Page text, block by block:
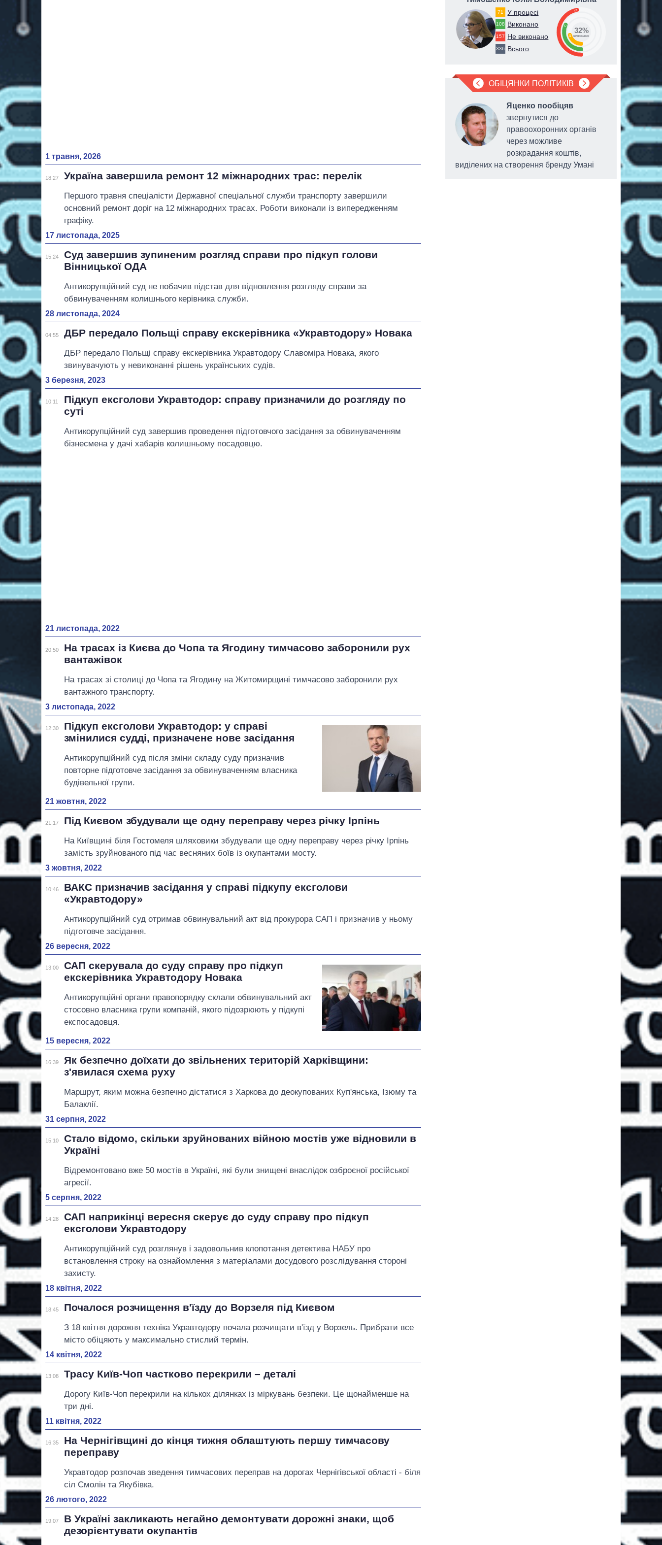
1 травня, 2026
18:27 Україна завершила ремонт 12 міжнародних трас: перелік
Першого травня спеціалісти Державної спеціальної служби транспорту завершили
основний ремонт доріг на 12 міжнародних трасах. Роботи виконали із випередженням
графіку.
17 листопада, 2025
15:24
Суд завершив зупиненим розгляд справи про підкуп голови
Вінницької ОДА
Антикорупційний суд не побачив підстав для відновлення розгляду справи за
обвинуваченням колишнього керівника служби.
28 листопада, 2024
04:55 ДБР передало Польщі справу екскерівника «Укравтодору» Новака
ДБР передало Польщі справу екскерівника Укравтодору Славомiра Новака, якого
звинувачують у невиконанні рішень українських судів.
3 березня, 2023
10:11
Підкуп ексголови Укравтодор: справу призначили до розгляду по
суті
Антикорупційний суд завершив проведення підготовчого засідання за обвинуваченням
бізнесмена у дачі хабарів колишньому посадовцю.
21 листопада, 2022
20:50
На трасах із Києва до Чопа та Ягодину тимчасово заборонили рух
вантажівок
На трасах зі столиці до Чопа та Ягодину на Житомирщині тимчасово заборонили рух
вантажного транспорту.
3 листопада, 2022
12:30
Підкуп ексголови Укравтодор: у справі
змінилися судді, призначене нове засідання
Антикорупційний суд після зміни складу суду призначив
повторне підготовче засідання за обвинуваченням власника
будівельної групи.
21 жовтня, 2022
21:17 Під Києвом збудували ще одну переправу через річку Ірпінь
На Київщині біля Гостомеля шляховики збудували ще одну переправу через річку Ірпінь
замість зруйнованого під час весняних боїв із окупантами мосту.
3 жовтня, 2022
10:46
ВАКС призначив засідання у справі підкупу ексголови
«Укравтодору»
Антикорупційний суд отримав обвинувальний акт від прокурора САП і призначив у ньому
підготовче засідання.
26 вересня, 2022
13:00
САП скерувала до суду справу про підкуп
екскерівника Укравтодору Новака
Антикорупційні органи правопорядку склали обвинувальний акт
стосовно власника групи компаній, якого підозрюють у підкупі
експосадовця.
15 вересня, 2022
16:39
Як безпечно доїхати до звільнених територій Харківщини:
з'явилася схема руху
Маршрут, яким можна безпечно дістатися з Харкова до деокупованих Куп'янська, Ізюму та
Балаклії.
31 серпня, 2022
15:10
Стало відомо, скільки зруйнованих війною мостів уже відновили в
Україні
Відремонтовано вже 50 мостів в Україні, які були знищені внаслідок озброєної російської
агресії.
5 серпня, 2022
14:28
САП наприкінці вересня скерує до суду справу про підкуп
ексголови Укравтодору
Антикорупційний суд розглянув і задовольнив клопотання детектива НАБУ про
встановлення строку на ознайомлення з матеріалами досудового розслідування стороні
захисту.
18 квітня, 2022
18:45 Почалося розчищення в'їзду до Ворзеля під Києвом
З 18 квітня дорожня техніка Укравтодору почала розчищати в'їзд у Ворзель. Прибрати все
місто обіцяють у максимально стислий термін.
14 квітня, 2022
13:08 Трасу Київ-Чоп частково перекрили – деталі
Дорогу Київ-Чоп перекрили на кількох ділянках із міркувань безпеки. Це щонайменше на
три дні.
11 квітня, 2022
16:35
На Чернігівщині до кінця тижня облаштують першу тимчасову
переправу
Укравтодор розпочав зведення тимчасових переправ на дорогах Чернігівської області - біля
сіл Смолін та Якубівка.
26 лютого, 2022
19:07
В Україні закликають негайно демонтувати дорожні знаки, щоб
дезорієнтувати окупантів
71 У процесі
108 Виконано
157 Не виконано
336 Всього
47
32
21
32%
виконано
ОБІЦЯНКИ ПОЛІТИКІВ
Яценко пообіцяв
звернутися до
правоохоронних органів
через можливе
розкрадання коштів,
виділених на створення бренду Умані